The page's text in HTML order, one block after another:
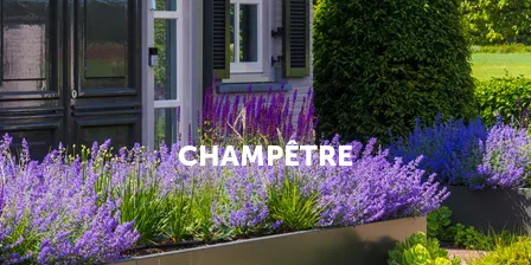
CHAMPÊTRE